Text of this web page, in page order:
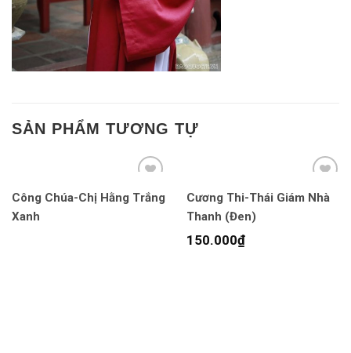
SẢN PHẨM TƯƠNG TỰ
Công Chúa-Chị Hằng Trắng
Xanh
Cương Thi-Thái Giám Nhà
Thanh (Đen)
150.000₫